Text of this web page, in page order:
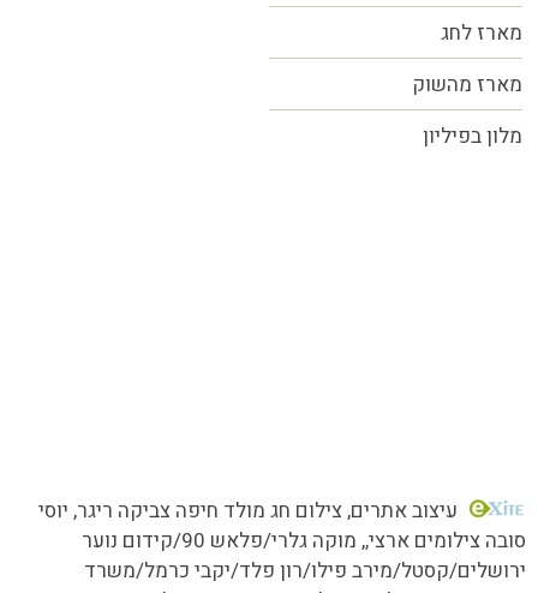
מארז לחג
מארז מהשוק
מלון בפיליון
עיצוב אתרים, צילום חג מולד חיפה צביקה ריגר, יוסי
סובה צילומים ארצי,, מוקה גלרי/
פלאש 90/קידום נוער
ירושלים/קסטל/מירב פילו/רון פלד/יקבי כרמל/משרד